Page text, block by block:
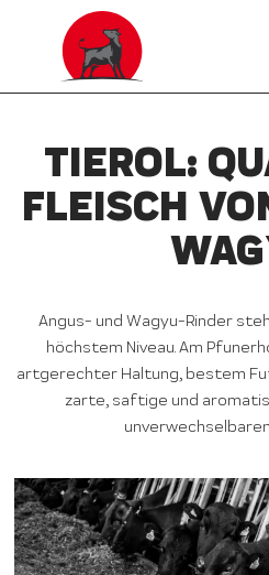
TIEROL:
FLEISCH
Angus- und Wagyu-Rinder
höchstem Niveau. Am
artgerechter Haltung, bestem
zarte, saftige und